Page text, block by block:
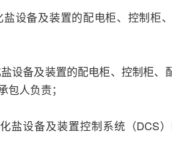
设备及装置的配电柜、控制柜
设备及装置的配电柜、控制柜、
人负责；
盐设备及装置控制系统（DCS